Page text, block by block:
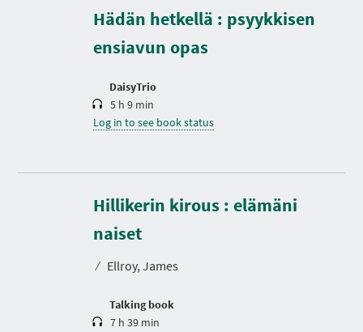
Hädän hetkellä : psyykkisen
ensiavun opas
DaisyTrio
r
a
i
5 h 9 min
Log in to see book status
Hillikerin kirous : elämäni
naiset
⁄ Ellroy, James
Talking book
D
u
r
a
i
7 h 39 min